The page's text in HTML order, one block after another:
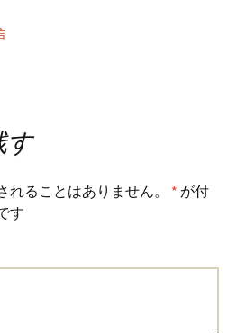
す
ることはありません。 * が付
す